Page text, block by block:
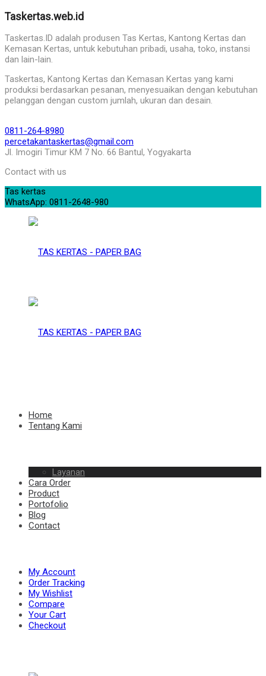
Taskertas.web.id
Taskertas.ID adalah produsen Tas Kertas, Kantong Kertas dan
Kemasan Kertas, untuk kebutuhan pribadi, usaha, toko, instansi
dan lain-lain.
Taskertas, Kantong Kertas dan Kemasan Kertas yang kami
produksi berdasarkan pesanan, menyesuaikan dengan kebutuhan
pelanggan dengan custom jumlah, ukuran dan desain.
0811-264-8980
percetakantaskertas@gmail.com
Jl. Imogiri Timur KM 7 No. 66 Bantul, Yogyakarta
Contact with us
Tas kertas
WhatsApp: 0811-2648-980
–
BAG
KERTAS
PAPER
Home
Tentang Kami
Layanan
Cara Order
Product
Portofolio
Blog
Contact
My Account
Order Tracking
My Wishlist
Compare
Your Cart
Checkout